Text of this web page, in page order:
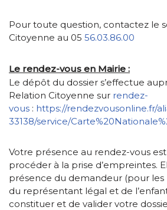
Pour toute question, contactez le
Citoyenne au 05 56.03.86.00
Le rendez-vous en Mairie :
Le dépôt du dossier s’effectue
Relation Citoyenne sur rendez-
vous : https://rendezvousonline.fr/
33138/service/
Votre présence au rendez-vous
procéder à la prise d’empreintes.
présence du demandeur (pour les
du représentant légal et de
constituer et de valider votre